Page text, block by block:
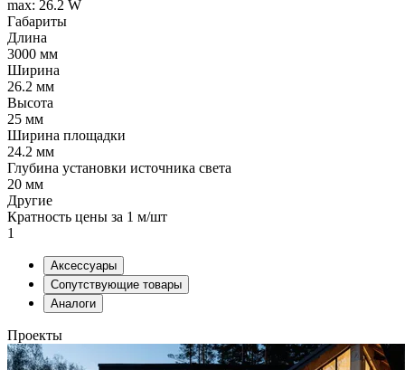
max: 26.2 W
Габариты
Длина
3000 мм
Ширина
26.2 мм
Высота
25 мм
Ширина площадки
24.2 мм
Глубина установки источника света
20 мм
Другие
Кратность цены за 1 м/шт
1
Аксессуары
Сопутствующие товары
Аналоги
Проекты